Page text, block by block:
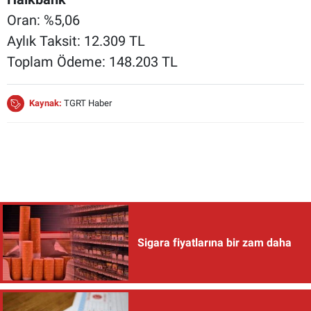
Oran: %5,06
Aylık Taksit: 12.309 TL
Toplam Ödeme: 148.203 TL
Kaynak: TGRT Haber
Sigara fiyatlarına bir zam daha